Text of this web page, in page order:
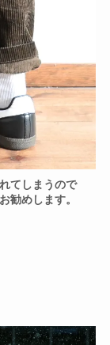
てしまうので
勧めします。